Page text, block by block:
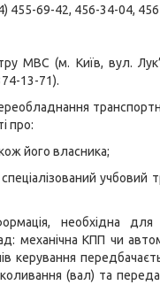
455-69-42, 456-34-04,
МВС (м. Київ, вул.
13-71).
про:
його власника;
учбовий
необхідна для
механічна КПП чи
керування
(вал) та